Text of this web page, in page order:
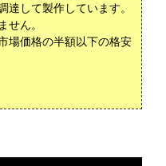
達して製作しています。
せん。
場価格の半額以下の格安